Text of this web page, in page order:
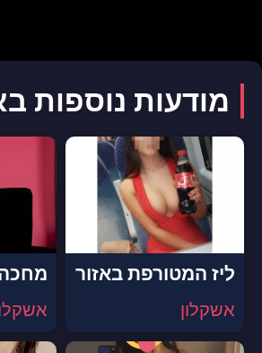
מודעות נוספות
ליז המטורפת באזור
אשקלון